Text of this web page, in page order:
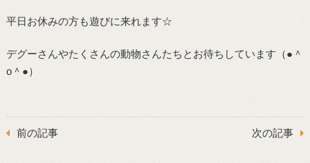
平日お休みの方も遊びに来れます☆
デグーさんやたくさんの動物さんたちとお待ちしています（●＾
o＾●）
前の記事 次の記事